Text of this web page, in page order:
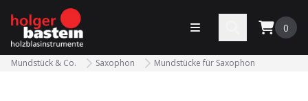
bastein
Menü öffnen 0
Mundstück & Co. Saxophon Mundstücke für Saxophon